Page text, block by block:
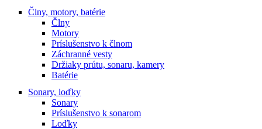
Člny, motory, batérie
Člny
Motory
Príslušenstvo k člnom
Záchranné vesty
Držiaky prútu, sonaru, kamery
Batérie
Sonary, loďky
Sonary
Príslušenstvo k sonarom
Loďky